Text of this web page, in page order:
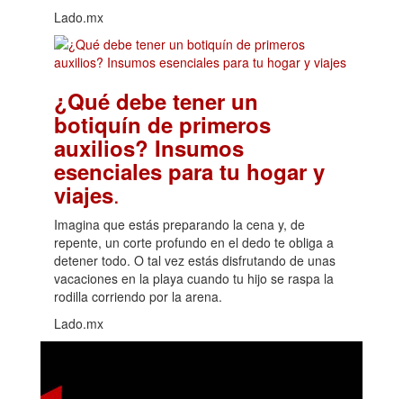
Lado.mx
¿Qué debe tener un
botiquín de primeros
auxilios? Insumos
esenciales para tu hogar y
viajes.
Imagina que estás preparando la cena y, de
repente, un corte profundo en el dedo te obliga a
detener todo. O tal vez estás disfrutando de unas
vacaciones en la playa cuando tu hijo se raspa la
rodilla corriendo por la arena.
Lado.mx